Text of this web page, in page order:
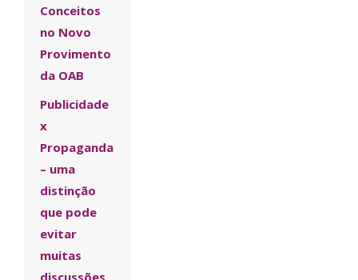
Conceitos
no Novo
Provimento
da OAB
Publicidade
x
Propaganda
– uma
distinção
que pode
evitar
muitas